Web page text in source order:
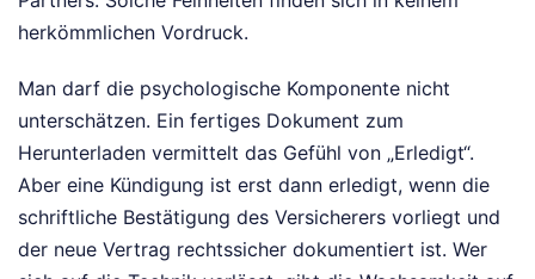
herkömmlichen Vordruck.
Man darf die psychologische Komponente nicht
unterschätzen. Ein fertiges Dokument zum
Herunterladen vermittelt das Gefühl von „Erledigt“.
Aber eine Kündigung ist erst dann erledigt, wenn die
schriftliche Bestätigung des Versicherers vorliegt und
der neue Vertrag rechtssicher dokumentiert ist. Wer